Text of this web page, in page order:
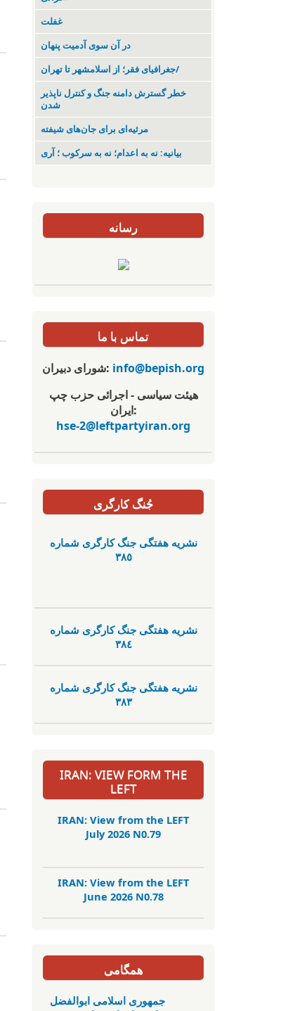
غفلت
در آن سوی آدمیت پنهان
جغرافیای فقر؛ از اسلامشهر تا تهران/
خطر گسترش دامنه جنگ و کنترل ناپذیر
شدن
مرثیه‌ای برای جان‌های شیفته
بیانیه: نه به اعدام؛ نه به سرکوب ؛ آری
رسانه
تماس با ما
شورای دبیران: info@bepish.org
هیئت سیاسی - اجرائی حزب چپ
ایران:
hse-2@leftpartyiran.org
جُنگ کارگری
نشریە هفتگی جنگ کارگری شمارە
٣٨٥
نشریە هفتگی جنگ کارگری شمارە
٣٨٤
نشریە هفتگی جنگ کارگری شمارە
٣٨٣
IRAN: VIEW FORM THE
LEFT
IRAN: View from the LEFT
July 2026 N0.79
IRAN: View from the LEFT
June 2026 N0.78
همگامی
جمهوری اسلامی ابوالفضل